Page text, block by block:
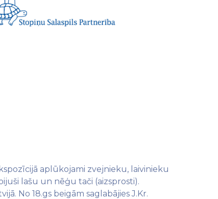
aplūkojami zvejnieku, laivinieku
lašu un nēģu tači (aizsprosti).
No 18.gs beigām saglabājies J.Kr.